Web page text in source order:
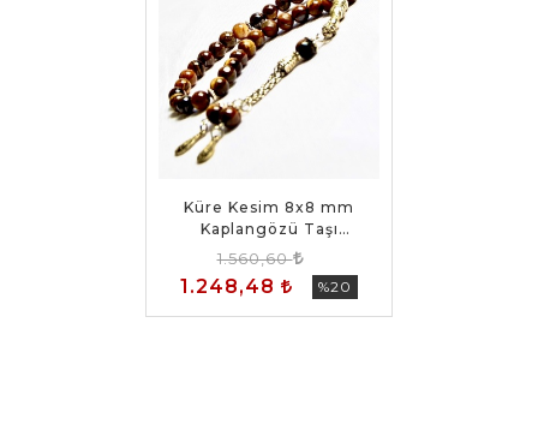
Küre Kesim 8x8 mm
Kaplangözü Taşı
AlpakaPüsküllü Tesbih
1.560,60
1.248,48 %20